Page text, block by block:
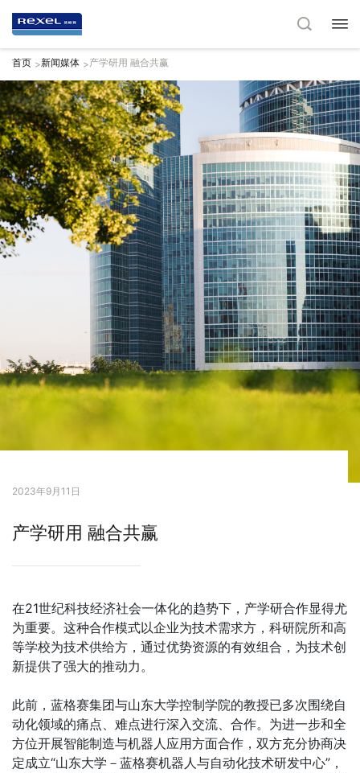
首页 >新闻媒体 >产学研用 融合共赢
2023年9月11日
产学研用 融合共赢
在21世纪科技经济社会一体化的趋势下，产学研合作显得尤
为重要。这种合作模式以企业为技术需求方，科研院所和高
等学校为技术供给方，通过优势资源的有效组合，为技术创
新提供了强大的推动力。
此前，蓝格赛集团与山东大学控制学院的教授已多次围绕自
动化领域的痛点、难点进行深入交流、合作。为进一步和全
方位开展智能制造与机器人应用方面合作，双方充分协商决
定成立“山东大学－蓝格赛机器人与自动化技术研发中心”，